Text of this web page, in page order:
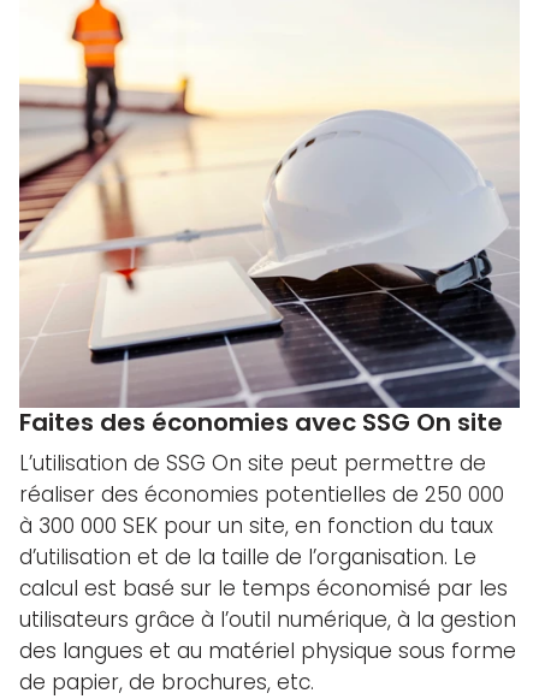
Faites des économies avec SSG On site
L’utilisation de SSG On site peut permettre de
réaliser des économies potentielles de 250 000
à 300 000 SEK pour un site, en fonction du taux
d’utilisation et de la taille de l’organisation. Le
calcul est basé sur le temps économisé par les
utilisateurs grâce à l’outil numérique, à la gestion
des langues et au matériel physique sous forme
de papier, de brochures, etc.